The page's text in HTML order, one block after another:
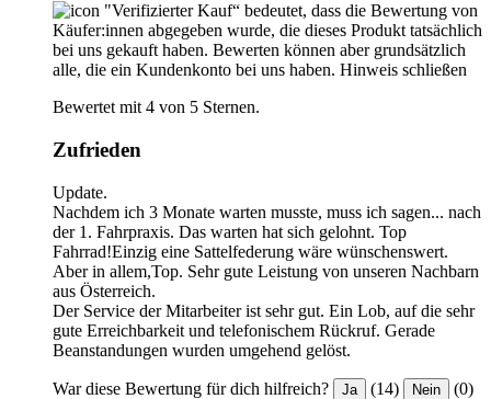
"Verifizierter Kauf“ bedeutet, dass die Bewertung von
Käufer:innen abgegeben wurde, die dieses Produkt tatsächlich
bei uns gekauft haben. Bewerten können aber grundsätzlich
alle, die ein Kundenkonto bei uns haben. Hinweis schließen
Bewertet mit 4 von 5 Sternen.
Zufrieden
Update.
Nachdem ich 3 Monate warten musste, muss ich sagen... nach
der 1. Fahrpraxis. Das warten hat sich gelohnt. Top
Fahrrad!Einzig eine Sattelfederung wäre wünschenswert.
Aber in allem,Top. Sehr gute Leistung von unseren Nachbarn
aus Österreich.
Der Service der Mitarbeiter ist sehr gut. Ein Lob, auf die sehr
gute Erreichbarkeit und telefonischem Rückruf. Gerade
Beanstandungen wurden umgehend gelöst.
War diese Bewertung für dich hilfreich? Ja (14) Nein (0)